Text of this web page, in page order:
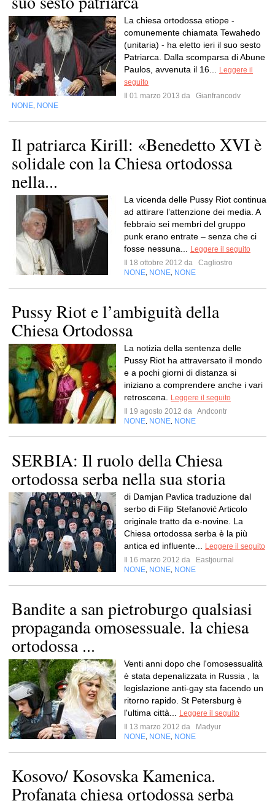
La chiesa ortodossa etiope -
comunemente chiamata Tewahedo
(unitaria) - ha eletto ieri il suo sesto
Patriarca. Dalla scomparsa di Abune
Paulos, avvenuta il 16...
Leggere il
seguito
Il 01 marzo 2013 da
Gianfrancodv
NONE NONE
Il patriarca Kirill: «Benedetto XVI è
solidale con la Chiesa ortodossa
nella...
La vicenda delle Pussy Riot continua
ad attirare l’attenzione dei media. A
febbraio sei membri del gruppo
punk erano entrate – senza che ci
fosse nessuna...
Leggere il seguito
Il 18 ottobre 2012 da
Cagliostro
NONE NONE NONE
Pussy Riot e l’ambiguità della
Chiesa Ortodossa
La notizia della sentenza delle
Pussy Riot ha attraversato il mondo
e a pochi giorni di distanza si
iniziano a comprendere anche i vari
retroscena.
Leggere il seguito
Il 19 agosto 2012 da Andcontr
NONE NONE NONE
SERBIA: Il ruolo della Chiesa
ortodossa serba nella sua storia
di Damjan Pavlica traduzione dal
serbo di Filip Stefanović Articolo
originale tratto da e-novine. La
Chiesa ortodossa serba è la più
antica ed influente...
Leggere il seguito
Il 16 marzo 2012 da
Eastjournal
NONE NONE NONE
Bandite a san pietroburgo qualsiasi
propaganda omosessuale. la chiesa
ortodossa ...
Venti anni dopo che l'omosessualità
è stata depenalizzata in Russia , la
legislazione anti-gay sta facendo un
ritorno rapido. St Petersburg è
l'ultima città...
Leggere il seguito
Il 13 marzo 2012 da
Madyur
NONE NONE NONE
Kosovo/ Kosovska Kamenica.
Profanata chiesa ortodossa serba